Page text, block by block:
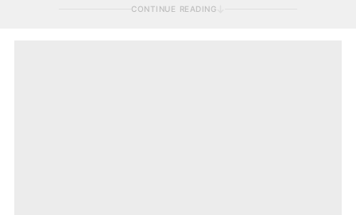
CONTINUE READING